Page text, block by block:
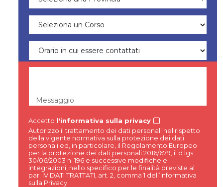
Messaggio
Accetto l'informativa sulla privacy
Autorizzo il trattamento dei dati personali nel rispetto
della vigente normativa sulla protezione dei dati
personali ed, in particolare, il Regolamento Europeo
per la protezione dei dati personali 2016/679, il d.lgs.
30/06/2003 n. 196 e successive modifiche e
integrazioni, nello specifico per le finalità previste al
par. IV DATI TRATTATI, art. 2, comma 1 dell’Informativa
sulla Privacy.